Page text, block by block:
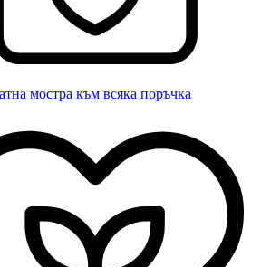
мостра към всяка поръчка